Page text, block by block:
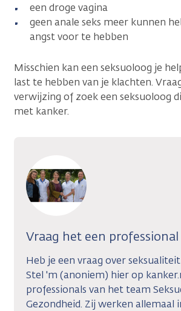
een droge vagina
geen anale seks meer kunnen
angst voor te hebben
Misschien kan een seksuoloog je
last te hebben van je klachten.
verwijzing of zoek een seksuoloog
met kanker.
Vraag het een professional
Heb je een vraag over
Stel 'm (anoniem) hier op
professionals van het team
Gezondheid. Zij werken allemaal